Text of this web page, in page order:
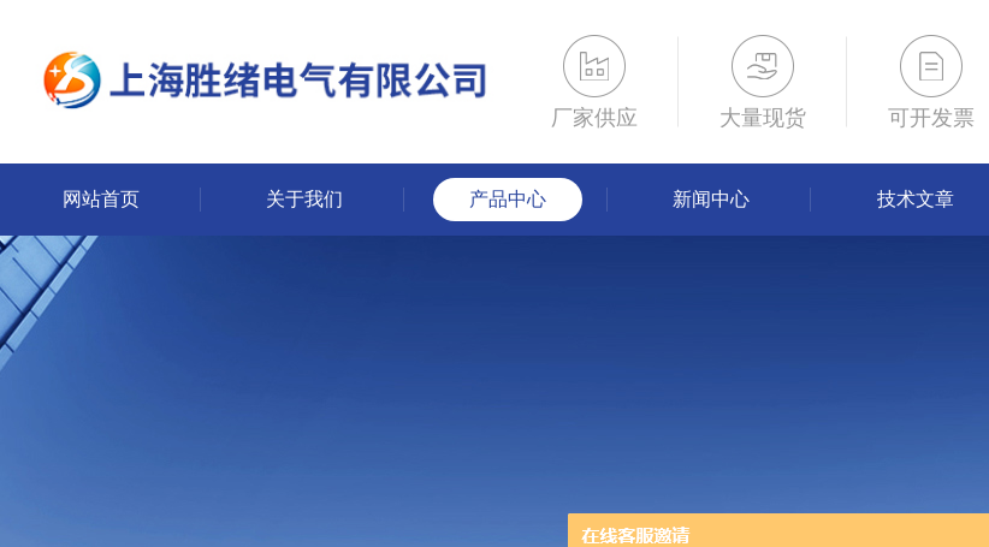
厂家供应 大量现货 可开发票
网站首页 关于我们 产品中心 新闻中心 技术文章